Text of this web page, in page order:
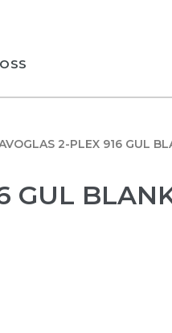
2-PLEX 916 GUL
GUL